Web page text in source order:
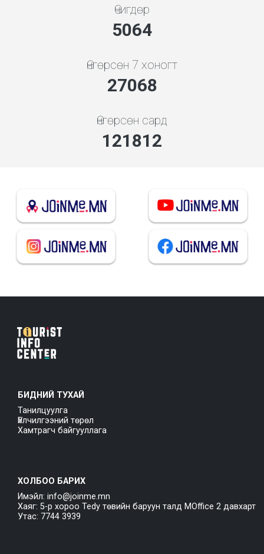
Өчигдөр
5843
Өнгөрсөн 7 хоногт
31232
Өнгөрсөн сард
140552
БИДНИЙ ТУХАЙ
Танилцуулга
Үйлчилгээний төрөл
Хамтрагч байгууллага
ХОЛБОО БАРИХ
Имэйл: info@joinme.mn
Хаяг: 5-р хороо Tedy төвийн баруун талд MOffice 2 давхарт
Утас: 7744 3939